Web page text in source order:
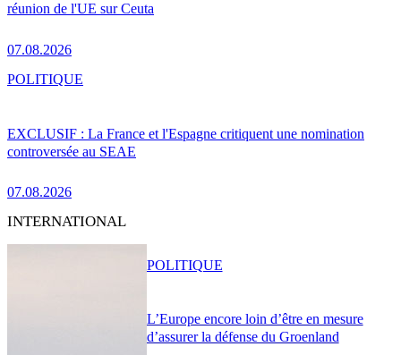
réunion de l'UE sur Ceuta
07.08.2026
EXCLUSIF : La France et l'Espagne critiquent une nomination
controversée au SEAE
07.08.2026
POLITIQUE
INTERNATIONAL
L’Europe encore loin d’être en mesure
d’assurer la défense du Groenland
POLITIQUE